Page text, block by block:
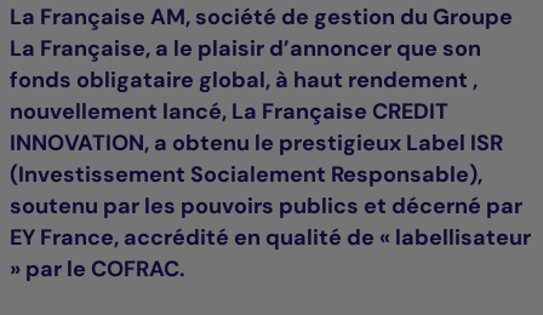
La Française AM, société de gestion du Groupe
La Française, a le plaisir d’annoncer que son
fonds obligataire global, à haut rendement ,
nouvellement lancé, La Française CREDIT
INNOVATION, a obtenu le prestigieux Label ISR
(Investissement Socialement Responsable),
soutenu par les pouvoirs publics et décerné par
EY France, accrédité en qualité de « labellisateur
» par le COFRAC.